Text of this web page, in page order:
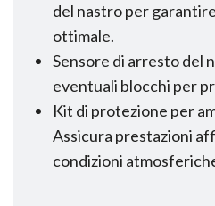
del nastro per
ottimale.
Sensore di arresto del
eventuali blocchi per
Kit di protezione per
Assicura prestazioni
condizioni